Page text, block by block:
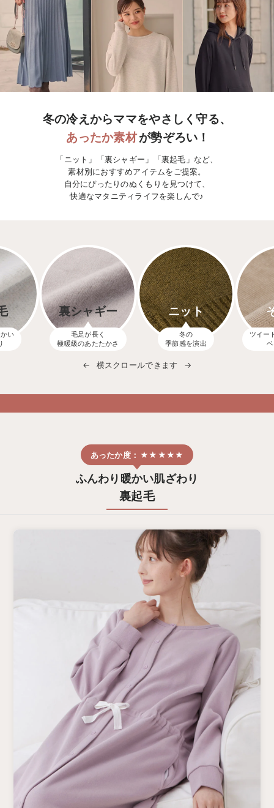
快適機能ウェア特集 トップス
快適機能ウェア特集 ボトムス
快適機能ウェア特集 パジャマ
erbaviva（エルバビーバ）
安心の日本製。先輩ママが買ってよかった！本当に必要な出産準備品
ハレの日に着るANGELIEBEのセレモニー
買って正解！高評価レビューアイテム
冬に可愛いニットがお得！
Gift Selection 出産祝い
ロンパースはいつからいつまで使う？選ぶポイントも解説！
保育園・入園準備特集
ファルスカ
何枚あっても嬉しい
長く使えるアイテム
お部屋映えアイテム
冬の冷えからママをやさしく守る、
あったか素材が勢ぞろい！
「ニット」「裏シャギー」「裏起毛」など、
素材別におすすめアイテムをご提案。
自分にぴったりのぬくもりを見つけて、
快適なマタニティライフを楽しんで♪
い
裏シャギー
毛足が長く
極暖級のあたたかさ
ニット
冬の
季節感を演出
ツイー
横スクロールできます
ふんわり暖かい肌ざわり
裏起毛